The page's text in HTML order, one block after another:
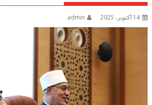
14 أكتوبر، 2025 admin